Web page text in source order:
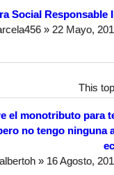
Social Responsable
» 22 Mayo,
This
el monotributo para
no tengo ninguna
albertoh» 16 Agosto,